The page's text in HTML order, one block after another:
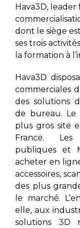
Hava3D,
dont le siège
ses trois
la formation à
Hava3D
commerciales
des solutions
de bureau. Le
plus gros site
France. Les
publiques et
acheter en
accessoires,
des plus
le marché.
elle, aux
solutions 3D